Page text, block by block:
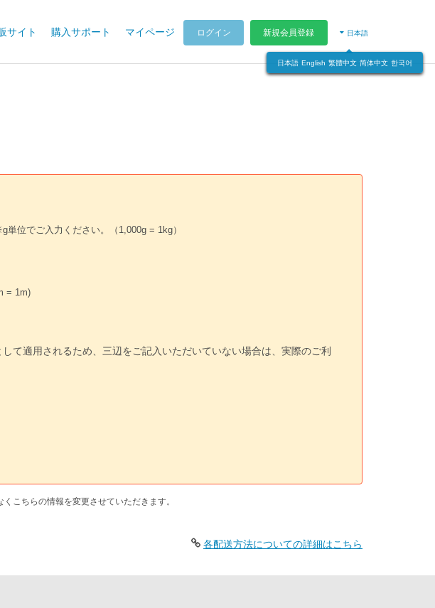
サイト 購入サポート マイページ ログイン 新規会員登録 日本語
日本語 English 繁體中文 简体中文 한국어
単位でご入力ください。（1,000g = 1kg）
= 1m)
て適用されるため、三辺をご記入いただいていない場合は、実際のご利
こちらの情報を変更させていただきます。
各配送方法についての詳細はこちら